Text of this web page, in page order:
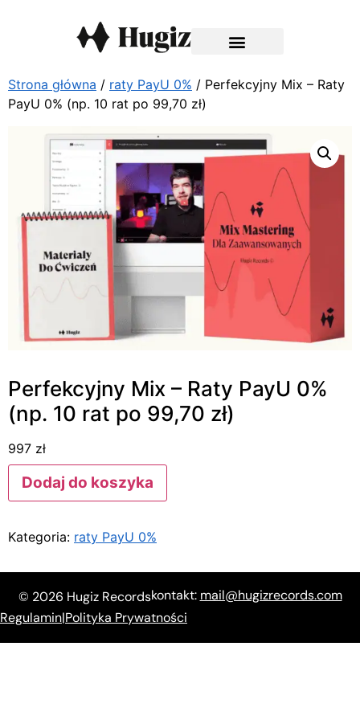
Strona główna / raty PayU 0% / Perfekcyjny Mix – Raty
PayU 0% (np. 10 rat po 99,70 zł)
Perfekcyjny Mix – Raty PayU 0%
(np. 10 rat po 99,70 zł)
997 zł
Dodaj do koszyka
Kategoria: raty PayU 0%
© 2026 Hugiz Recordskontakt: mail@hugizrecords.com
Regulamin|Polityka Prywatności